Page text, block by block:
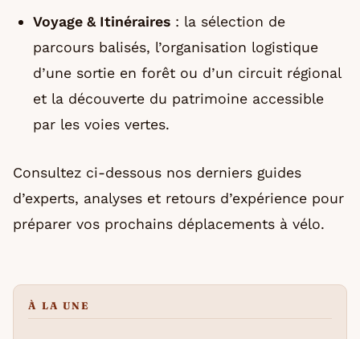
Voyage & Itinéraires: la sélection de
parcours balisés, l’organisation logistique
d’une sortie en forêt ou d’un circuit régional
et la découverte du patrimoine accessible
par les voies vertes.
Consultez ci-dessous nos derniers guides
d’experts, analyses et retours d’expérience pour
préparer vos prochains déplacements à vélo.
À LA UNE